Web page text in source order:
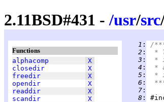
2.11BSD#431 -/usr/src
Functions
alphacomp
X
closedir
X
freedir
X
opendir
X
readdir
X
scandir
X
   1
:
/
   2
:
*
   3
:
*
   4
:
*
   5
:
*
   6
:
   7
:
   8
: